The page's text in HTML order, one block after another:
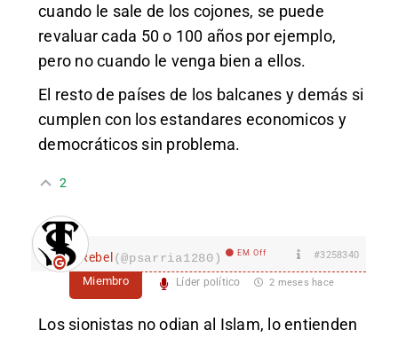
cuando le sale de los cojones, se puede
revaluar cada 50 o 100 años por ejemplo,
pero no cuando le venga bien a ellos.
El resto de países de los balcanes y demás si
cumplen con los estandares economicos y
democráticos sin problema.
2
Rebel(@psarria1280) EM Off #3258340
Miembro Líder político 2 meses hace
Los sionistas no odian al Islam, lo entienden